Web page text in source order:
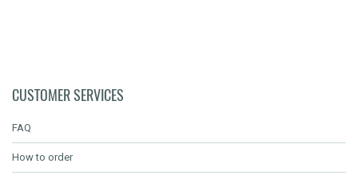
CUSTOMER SERVICES
FAQ
How to order